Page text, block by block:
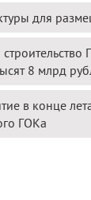
для
8 млрд
в конце
ГОКа